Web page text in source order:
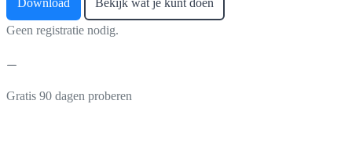
Download Bekijk wat je kunt doen
Geen registratie nodig.
Gratis 90 dagen proberen